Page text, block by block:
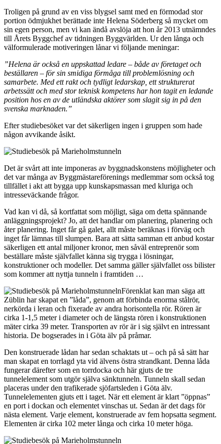
Troligen på grund av en viss blygsel samt med en förmodad stor
portion ödmjukhet berättade inte Helena Söderberg så mycket om
sin egen person, men vi kan ändå avslöja att hon år 2013 utnämndes
till Årets Byggchef av tidningen Byggvärlden. Ur den långa och
välformulerade motiveringen lånar vi följande meningar:
”Helena är också en uppskattad ledare – både av företaget och
beställaren – för sin smidiga förmåga till problemlösning och
samarbete. Med ett rakt och tydligt ledarskap, ett strukturerat
arbetssätt och med stor teknisk kompetens har hon tagit en ledande
position hos en av de utländska aktörer som slagit sig in på den
svenska marknaden.”
Efter studiebesöket var det säkerligen ingen i gruppen som hade
någon avvikande åsikt.
Det är svårt att inte imponeras av byggnadskonstens möjligheter och
det var många av Byggmästareförenings medlemmar som också tog
tillfället i akt att bygga upp kunskapsmassan med kluriga och
intresseväckande frågor.
Vad kan vi då, så kortfattat som möjligt, säga om detta spännande
anläggningsprojekt? Jo, att det handlar om planering, planering och
åter planering. Inget får gå galet, allt måste beräknas i förväg och
inget får lämnas till slumpen. Bara att sätta samman ett anbud kostar
säkerligen ett antal miljoner kronor, men såväl entreprenör som
beställare måste självfallet känna sig trygga i lösningar,
konstruktioner och modeller. Det samma gäller självfallet oss bilister
som kommer att nyttja tunneln i framtiden …
Förenklat kan man säga att
Züblin har skapat en ”låda”, genom att förbinda enorma stålrör,
nerkörda i leran och fixerade av andra horisontella rör. Rören är
cirka 1-1,5 meter i diameter och de längsta rören i konstruktionen
mäter cirka 39 meter. Transporten av rör är i sig självt en intressant
historia. De bogserades in i Göta älv på pråmar.
Den konstruerade lådan har sedan schaktats ut – och på så sätt har
man skapat en torrlagd yta vid älvens östra strandkant. Denna låda
fungerar därefter som en torrdocka och här gjuts de tre
tunnelelement som utgör själva sänktunneln. Tunneln skall sedan
placeras under den trafikerade sjöfartsleden i Göta älv.
Tunnelelementen gjuts ett i taget. När ett element är klart ”öppnas”
en port i dockan och elementet vinschas ut. Sedan är det dags för
nästa element. Varje element, konstruerade av fem hopsatta segment.
Elementen är cirka 102 meter långa och cirka 10 meter höga.